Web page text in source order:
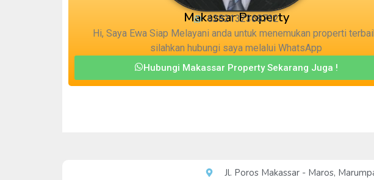
Makassar Property
6282132368732
Hi, Saya Ewa Siap Melayani anda untuk menemukan properti
silahkan hubungi saya melalui WhatsApp
Hubungi Makassar Property Sekarang Juga !
Jl. Poros Makassar - Maros,